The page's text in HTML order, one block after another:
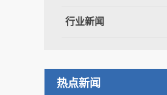
行业新闻
热点新闻